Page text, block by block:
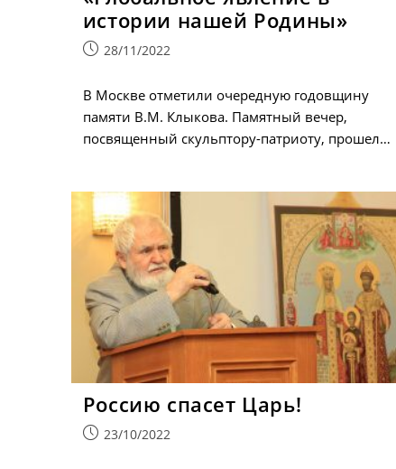
истории нашей Родины»
Запись28/11/2022
В Москве отметили очередную годовщину
памяти В.М. Клыкова. Памятный вечер,
посвященный скульптору-патриоту, прошел…
Россию спасет Царь!
Запись23/10/2022